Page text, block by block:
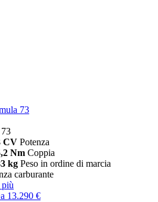
73
CV Potenza
Nm Coppia
kg Peso in ordine di marcia
carburante
13.290 €